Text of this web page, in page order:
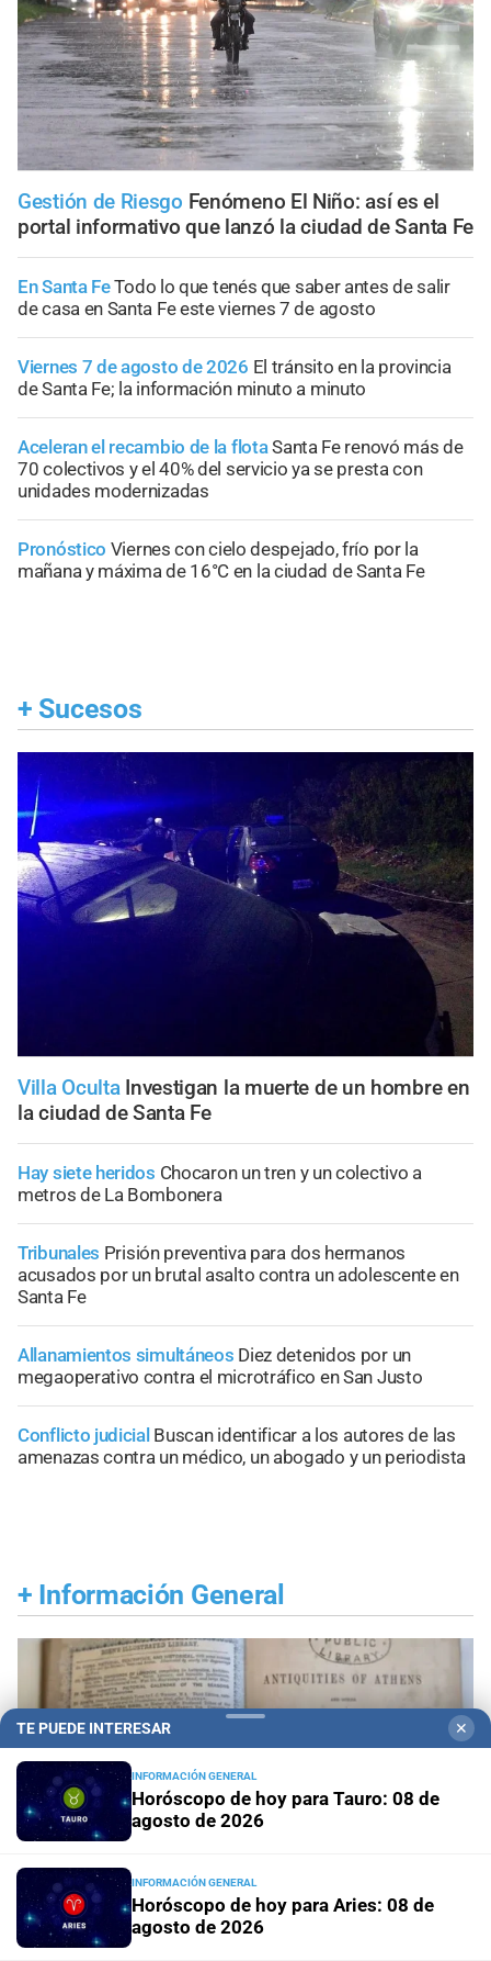
Gestión de Riesgo Fenómeno El Niño: así es el
portal informativo que lanzó la ciudad de Santa Fe
En Santa FeTodo lo que tenés que saber antes de salir
de casa en Santa Fe este viernes 7 de agosto
Viernes 7 de agosto de 2026 El tránsito en la provincia
de Santa Fe; la información minuto a minuto
Aceleran el recambio de la flotaSanta Fe renovó más de
70 colectivos y el 40% del servicio ya se presta con
unidades modernizadas
Pronóstico Viernes con cielo despejado, frío por la
mañana y máxima de 16°C en la ciudad de Santa Fe
+ Sucesos
Villa Oculta Investigan la muerte de un hombre en
la ciudad de Santa Fe
Hay siete heridos Chocaron un tren y un colectivo a
metros de La Bombonera
Tribunales Prisión preventiva para dos hermanos
acusados por un brutal asalto contra un adolescente en
Santa Fe
Allanamientos simultáneos Diez detenidos por un
megaoperativo contra el microtráfico en San Justo
Conflicto judicial Buscan identificar a los autores de las
amenazas contra un médico, un abogado y un periodista
+ Información General
TE PUEDE INTERESAR ✕
INFORMACIÓN GENERAL
Horóscopo de hoy para Tauro: 08 de
agosto de 2026
INFORMACIÓN GENERAL
Horóscopo de hoy para Aries: 08 de
agosto de 2026